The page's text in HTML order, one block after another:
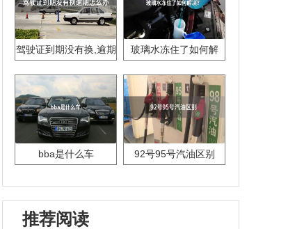
驾驶证到期没有换,逾期
玻璃水冻住了如何解
bba是什么车 92号95号汽油区别
推荐阅读